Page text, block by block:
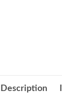
Description